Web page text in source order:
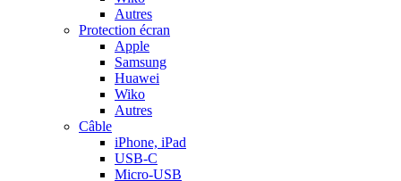
Autres
Protection écran
Apple
Samsung
Huawei
Wiko
Autres
Câble
iPhone, iPad
USB-C
Micro-USB